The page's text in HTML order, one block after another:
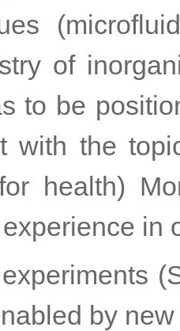
of
to be
with the
health)
in
by